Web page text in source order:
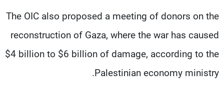
The OIC also proposed a meeting of donors on the
reconstruction of Gaza, where the war has caused
$4 billion to $6 billion of damage, according to the
Palestinian economy ministry.